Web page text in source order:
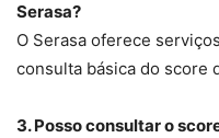
Serasa?
O Serasa oferece
consulta básica do score
3. Posso consultar o